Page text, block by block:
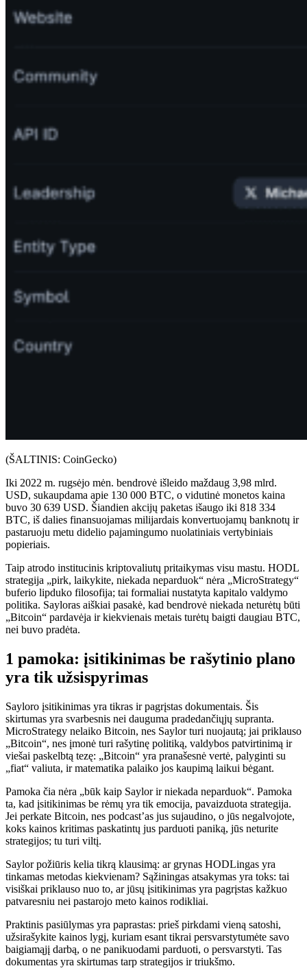
(ŠALTINIS: CoinGecko)
Iki 2022 m. rugsėjo mėn. bendrovė išleido maždaug 3,98 mlrd.
USD, sukaupdama apie 130 000 BTC, o vidutinė monetos kaina
buvo 30 639 USD. Šiandien akcijų paketas išaugo iki 818 334
BTC, iš dalies finansuojamas milijardais konvertuojamų banknotų ir
pastaruoju metu didelio pajamingumo nuolatiniais vertybiniais
popieriais.
Taip atrodo institucinis kriptovaliutų pritaikymas visu mastu. HODL
strategija „pirk, laikykite, niekada neparduok“ nėra „MicroStrategy“
buferio lipduko filosofija; tai formaliai nustatyta kapitalo valdymo
politika. Sayloras aiškiai pasakė, kad bendrovė niekada neturėtų būti
„Bitcoin“ pardavėja ir kiekvienais metais turėtų baigti daugiau BTC,
nei buvo pradėta.
1 pamoka: įsitikinimas be rašytinio plano
yra tik užsispyrimas
Sayloro įsitikinimas yra tikras ir pagrįstas dokumentais. Šis
skirtumas yra svarbesnis nei dauguma pradedančiųjų supranta.
MicroStrategy nelaiko Bitcoin, nes Saylor turi nuojautą; jai priklauso
„Bitcoin“, nes įmonė turi rašytinę politiką, valdybos patvirtinimą ir
viešai paskelbtą tezę: „Bitcoin“ yra pranašesnė vertė, palyginti su
„fiat“ valiuta, ir matematika palaiko jos kaupimą laikui bėgant.
Pamoka čia nėra „būk kaip Saylor ir niekada neparduok“. Pamoka
ta, kad įsitikinimas be rėmų yra tik emocija, pavaizduota strategija.
Jei perkate Bitcoin, nes podcast’as jus sujaudino, o jūs negalvojote,
koks kainos kritimas paskatintų jus parduoti paniką, jūs neturite
strategijos; tu turi viltį.
Saylor požiūris kelia tikrą klausimą: ar grynas HODLingas yra
tinkamas metodas kiekvienam? Sąžiningas atsakymas yra toks: tai
visiškai priklauso nuo to, ar jūsų įsitikinimas yra pagrįstas kažkuo
patvaresniu nei pastarojo meto kainos rodikliai.
Praktinis pasiūlymas yra paprastas: prieš pirkdami vieną satoshi,
užsirašykite kainos lygį, kuriam esant tikrai persvarstytumėte savo
baigiamąjį darbą, o ne panikuodami parduoti, o persvarstyti. Tas
dokumentas yra skirtumas tarp strategijos ir triukšmo.